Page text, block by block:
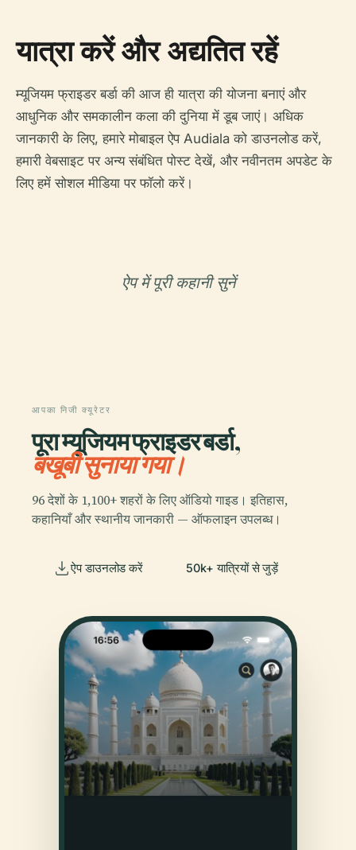
यात्रा करें और अद्यतित रहें
म्यूजियम फ्राइडर बर्डा की आज ही यात्रा की योजना बनाएं और
आधुनिक और समकालीन कला की दुनिया में डूब जाएं। अधिक
जानकारी के लिए, हमारे मोबाइल ऐप Audiala को डाउनलोड करें,
हमारी वेबसाइट पर अन्य संबंधित पोस्ट देखें, और नवीनतम अपडेट के
लिए हमें सोशल मीडिया पर फॉलो करें।
ऐप में पूरी कहानी सुनें
आपका निजी क्यूरेटर
पूरा म्यूजियम फ्राइडर बर्डा,
बखूबी सुनाया गया।
96 देशों के 1,100+ शहरों के लिए ऑडियो गाइड। इतिहास,
कहानियाँ और स्थानीय जानकारी — ऑफलाइन उपलब्ध।
ऐप डाउनलोड करें 50k+ यात्रियों से जुड़ें